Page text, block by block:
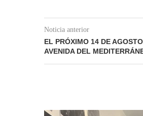
Noticia anterior
EL PRÓXIMO 14 DE
AVENIDA DEL